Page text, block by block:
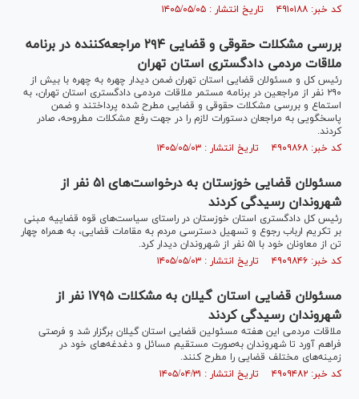
کد خبر: ۴۹۱۰۱۸۸ تاریخ انتشار : ۱۴۰۵/۰۵/۰۵
بررسی مشکلات حقوقی و قضایی ۲۹۴ مراجعه‌کننده در برنامه
ملاقات مردمی دادگستری استان تهران
رئیس کل و مسئولان قضایی استان تهران ضمن دیدار چهره به چهره با بیش از
۲۹۰ نفر از مراجعین در برنامه مستمر ملاقات مردمی دادگستری استان تهران، به
استماع و بررسی مشکلات حقوقی و قضایی مطرح شده پرداختند و ضمن
پاسخگویی به مراجعان دستورات لازم را در جهت رفع مشکلات مطروحه، صادر
کردند.
کد خبر: ۴۹۰۹۸۶۸ تاریخ انتشار : ۱۴۰۵/۰۵/۰۳
مسئولان قضایی خوزستان به درخواست‌های ۵۱ نفر از
شهروندان رسیدگی کردند
رئیس کل دادگستری استان خوزستان در راستای سیاست‌های قوه قضاییه مبنی
بر تکریم ارباب رجوع و تسهیل دسترسی مردم به مقامات قضایی، به همراه چهار
تن از معاونان خود با ۵۱ نفر از شهروندان دیدار کرد.
کد خبر: ۴۹۰۹۸۴۶ تاریخ انتشار : ۱۴۰۵/۰۵/۰۳
مسئولان قضایی استان گیلان به مشکلات ۱۷۹۵ نفر از
شهروندان رسیدگی کردند
ملاقات مردمی این هفته مسئولین قضایی استان گیلان برگزار شد و فرصتی
فراهم آورد تا شهروندان به‌صورت مستقیم مسائل و دغدغه‌های خود در
زمینه‌های مختلف قضایی را مطرح کنند.
کد خبر: ۴۹۰۹۴۸۲ تاریخ انتشار : ۱۴۰۵/۰۴/۳۱